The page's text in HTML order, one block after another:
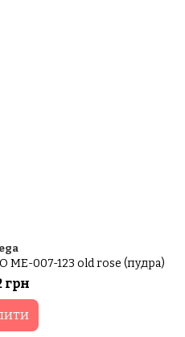
ME-007-123 old rose (пудра)
грн